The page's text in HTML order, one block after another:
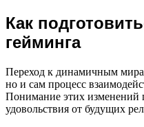
Как
гейминга
Переход к динамичным
но и сам процесс
Понимание этих изменений
удовольствия от будущих